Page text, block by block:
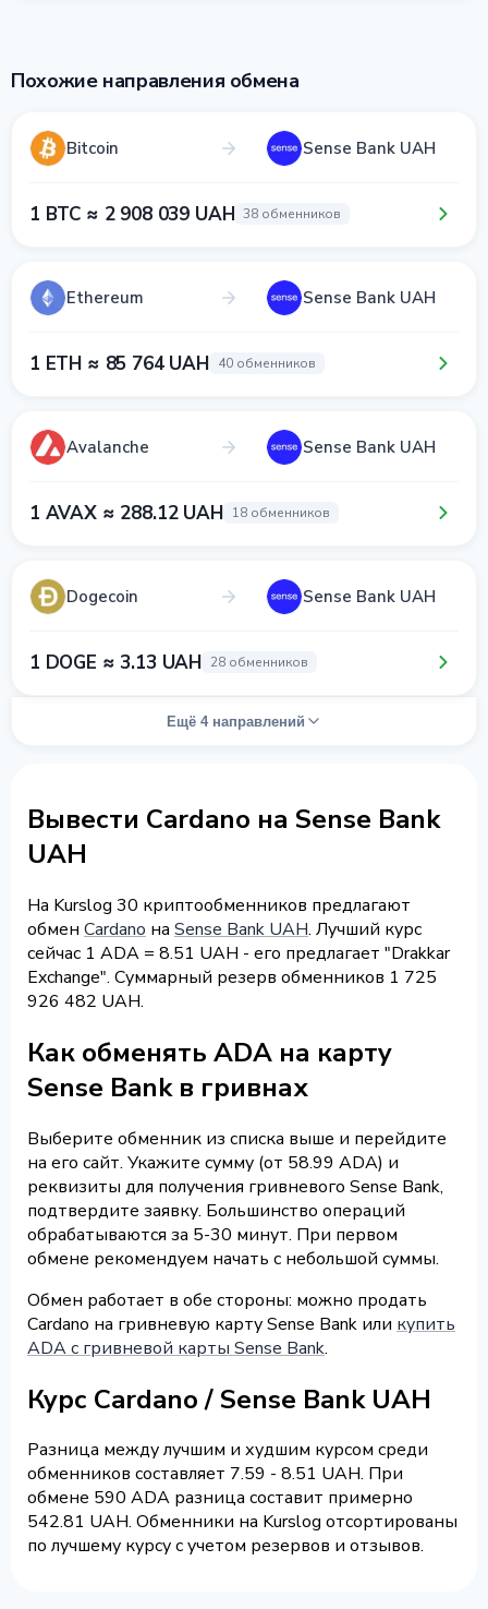
Похожие направления обмена
Bitcoin Sense Bank UAH
1 BTC ≈ 2 908 039 UAH 38 обменников
Ethereum Sense Bank UAH
1 ETH ≈ 85 764 UAH 40 обменников
Avalanche Sense Bank UAH
1 AVAX ≈ 288.12 UAH 18 обменников
Dogecoin Sense Bank UAH
1 DOGE ≈ 3.13 UAH 28 обменников
Ещё 4 направлений
Вывести Cardano на Sense Bank
UAH
На Kurslog 30 криптообменников предлагают
обмен Cardano на Sense Bank UAH. Лучший курс
сейчас 1 ADA = 8.51 UAH - его предлагает "Drakkar
Exchange". Суммарный резерв обменников 1 725
926 482 UAH.
Как обменять ADA на карту
Sense Bank в гривнах
Выберите обменник из списка выше и перейдите
на его сайт. Укажите сумму (от 58.99 ADA) и
реквизиты для получения гривневого Sense Bank,
подтвердите заявку. Большинство операций
обрабатываются за 5-30 минут. При первом
обмене рекомендуем начать с небольшой суммы.
Обмен работает в обе стороны: можно продать
Cardano на гривневую карту Sense Bank или купить
ADA с гривневой карты Sense Bank.
Курс Cardano / Sense Bank UAH
Разница между лучшим и худшим курсом среди
обменников составляет 7.59 - 8.51 UAH. При
обмене 590 ADA разница составит примерно
542.81 UAH. Обменники на Kurslog отсортированы
по лучшему курсу с учетом резервов и отзывов.